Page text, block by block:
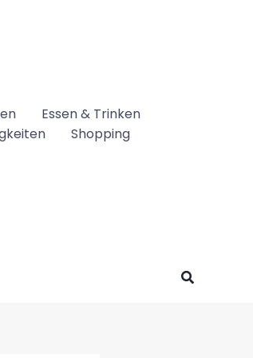
Essen & Trinken
Shopping
Suchen